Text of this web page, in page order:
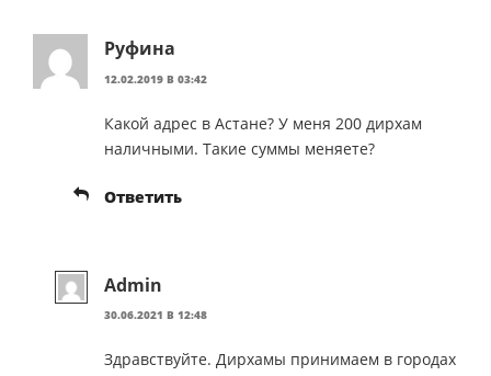
Руфина
12.02.2019 В 03:42
Какой адрес в Астане? У меня 200 дирхам
наличными. Такие суммы меняете?
Ответить
Admin
30.06.2021 В 12:48
Здравствуйте. Дирхамы принимаем в городах